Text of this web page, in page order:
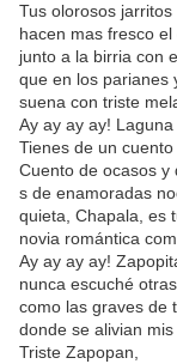
Tus olorosos jarritos
hacen mas fresco
junto a la birria con
que en los parianes
suena con triste
Ay ay ay ay!
Tienes de un cuento
Cuento de ocasos y
s de enamoradas
quieta, Chapala, es
novia romántica
Ay ay ay ay!
nunca escuché
como las graves de
donde se alivian
Triste Zapopan,